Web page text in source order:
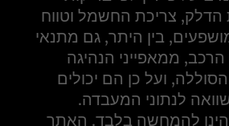
צריכת החשמל וטווח
בין היתר, גם מתנאי
ממאפייני הנהיגה
ועל כן הם יכולים
לנתוני המעבדה.
להמחשה בלבד. האתר